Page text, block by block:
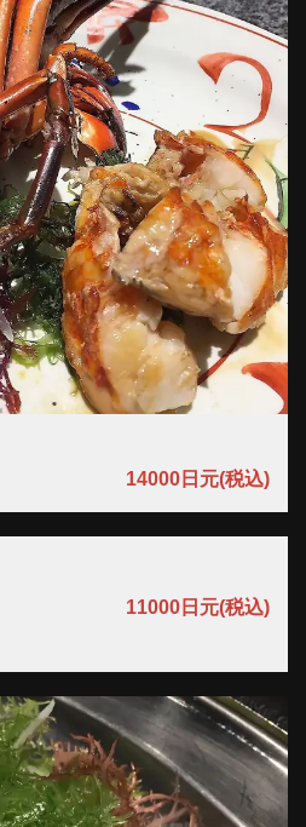
14000日元(税込)
11000日元(税込)
報をシェアする
】
foods
をコピー